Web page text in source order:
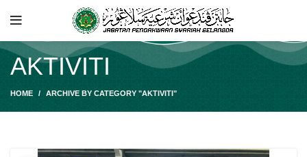
AKTIVITI
HOME ARCHIVE BY CATEGORY "AKTIVITI"